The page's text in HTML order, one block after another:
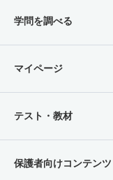
学問を調べる
マイページ
テスト・教材
保護者向けコンテンツ